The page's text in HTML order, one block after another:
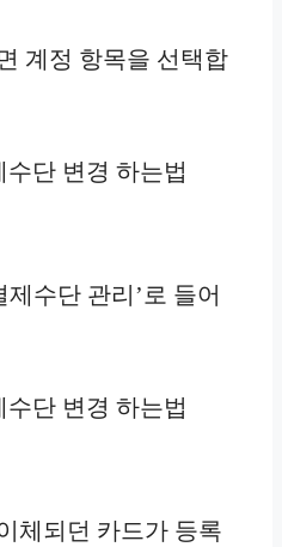
계정 항목을 선택합
제수단 관리’로 들어
체되던 카드가 등록